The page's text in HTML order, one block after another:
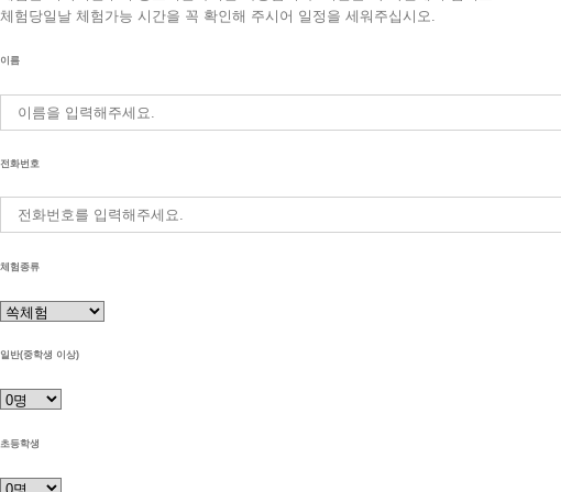
체험당일날 체험가능 시간을 꼭 확인해 주시어 일정을 세워주십시오.
이름
전화번호
체험종류
일반(중학생 이상)
초등학생